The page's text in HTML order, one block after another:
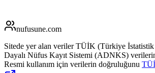
nufusune.com
Sitede yer alan veriler TÜİK (Türkiye
Dayalı Nüfus Kayıt Sistemi (ADNKS)
Resmi kullanım için verilerin doğruluğunu